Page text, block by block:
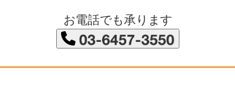
お電話でも承ります